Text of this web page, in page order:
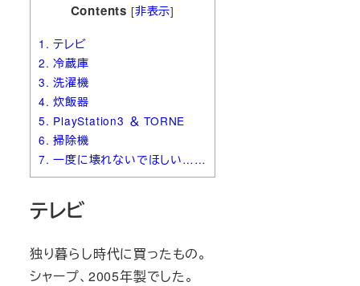
Contents [非表示]
1. テレビ
2. 冷蔵庫
3. 洗濯機
4. 炊飯器
5. PlayStation3 ＆ TORNE
6. 掃除機
7. 一度に壊れないでほしい……
テレビ
独り暮らし時代に買ったもの。
シャープ、2005年製でした。